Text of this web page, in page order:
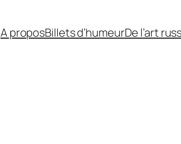
A proposBillets d’humeurDe l’art